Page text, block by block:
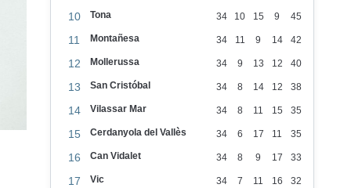
10 Tona 34 10 15 9 45
11 Montañesa 34 11 9 14 42
12 Mollerussa 34 9 13 12 40
13 San Cristóbal 34 8 14 12 38
14 Vilassar Mar 34 8 11 15 35
15 Cerdanyola del Vallès 34 6 17 11 35
16 Can Vidalet 34 8 9 17 33
17 Vic 34 7 11 16 32